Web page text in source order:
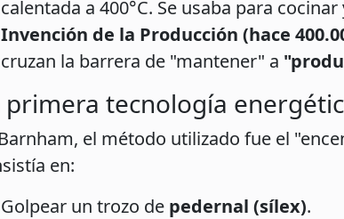
calentada a 400°C. Se usaba para
Invención de la Producción (hace
cruzan la barrera de "mantener" a
primera tecnología
el método utilizado fue el
en:
Golpear un trozo de pedernal (sílex).